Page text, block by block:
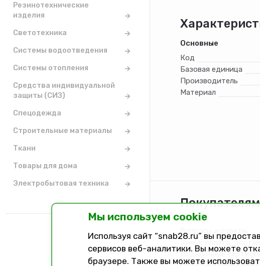
Резинотехнические
изделия
Светотехника
Системы водоотведения
Системы отопления
Средства индивидуальной
защиты (СИЗ)
Спецодежда
Строительные материалы
Ткани
Товары для дома
Электробытовая техника
Основные
Код
Базовая единица
Производитель
Материал
Покупателям
Каталог
Вопросы и ответы
Заказ, оплата,
Подарочные
Мы используем cookie
Используя сайт “snab28.ru” вы
сервисов веб-аналитики. Вы можете
браузере. Также вы можете